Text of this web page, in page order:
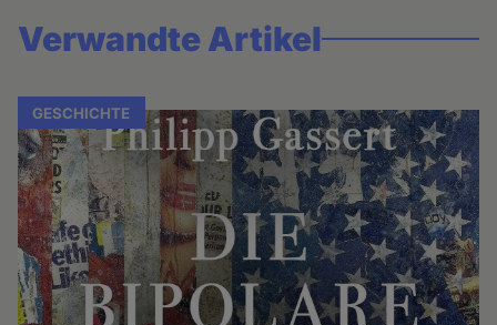
Verwandte Artikel
GESCHICHTE